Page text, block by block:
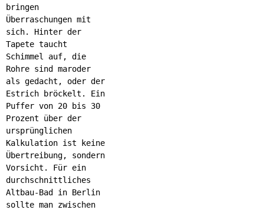
bringen
Überraschungen mit
sich. Hinter der
Tapete taucht
Schimmel auf, die
Rohre sind maroder
als gedacht, oder der
Estrich bröckelt. Ein
Puffer von 20 bis 30
Prozent über der
ursprünglichen
Kalkulation ist keine
Übertreibung, sondern
Vorsicht. Für ein
durchschnittliches
Altbau-Bad in Berlin
sollte man zwischen